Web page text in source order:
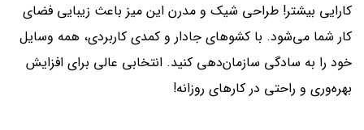
کارایی بیشتر! طراحی شیک و مدرن این میز باعث زیبایی فضای
کار شما می‌شود. با کشوهای جادار و کمدی کاربردی، همه وسایل
خود را به سادگی سازمان‌دهی کنید. انتخابی عالی برای افزایش
بهره‌وری و راحتی در کارهای روزانه!